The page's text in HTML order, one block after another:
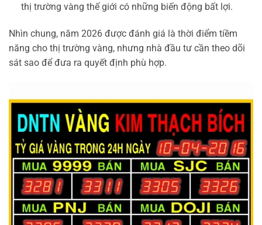
thị trường vàng thế giới có những biến động bất lợi.
Nhìn chung, năm 2026 được đánh giá là thời điểm tiềm
năng cho thị trường vàng, nhưng nhà đầu tư cần theo dõi
sát sao để đưa ra quyết định phù hợp.